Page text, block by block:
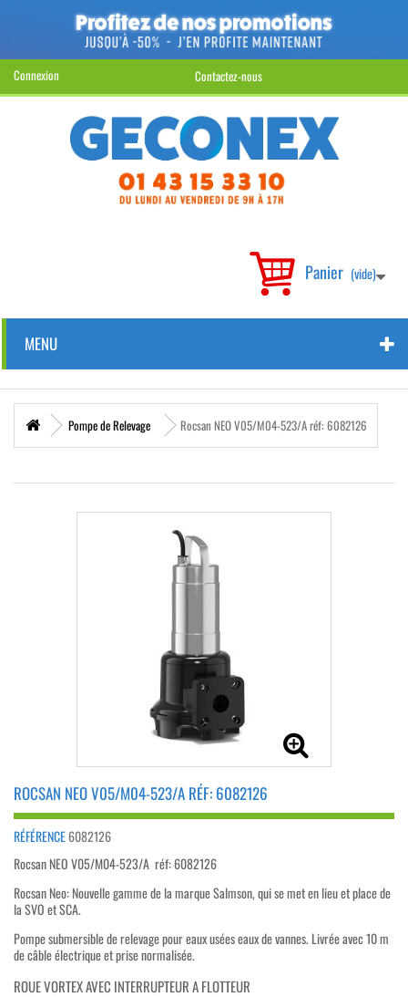
Connexion Contactez-nous
Panier (vide)
MENU
Pompe de Relevage Rocsan NEO V05/M04-523/A réf: 6082126
ROCSAN NEO V05/M04-523/A RÉF: 6082126
RÉFÉRENCE6082126
Rocsan NEO V05/M04-523/A réf: 6082126
Rocsan Neo: Nouvelle gamme de la marque Salmson, qui se met en lieu et place de
la SVO et SCA.
Pompe submersible de relevage pour eaux usées eaux de vannes. Livrée avec 10 m
de câble électrique et prise normalisée.
ROUE VORTEX AVEC INTERRUPTEUR A FLOTTEUR